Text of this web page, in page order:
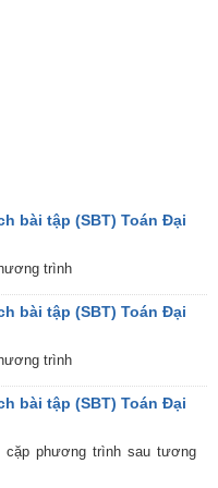
bài tập (SBT) Toán Đại
trình
bài tập (SBT) Toán Đại
trình
bài tập (SBT) Toán Đại
cặp phương trình sau tương